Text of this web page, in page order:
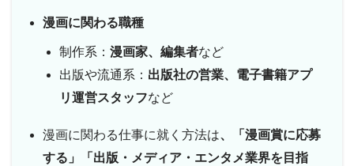
漫画に関わる職種
制作系： 漫画家、編集者など
出版や流通系： 出版社の営業、電子書籍アプ
リ運営スタッフなど
漫画に関わる仕事に就く方法は、「漫画賞に応募
する」「出版・メディア・エンタメ業界を目指